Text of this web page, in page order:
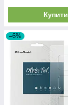
Купити
–6%